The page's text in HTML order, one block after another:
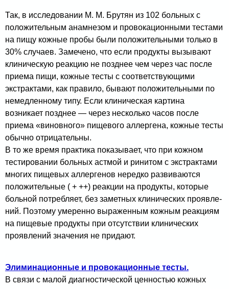
Так, в исследовании М. М. Брутян из 102 больных с
положительным анамнезом и провокационными тестами
на пищу кожные пробы были положительными только в
30% случаев. Замечено, что если продукты вызывают
клиническую реакцию не позднее чем через час после
приема пищи, кожные тесты с соответствующими
экстрактами, как правило, бывают положительными по
немедленному типу. Если клиниче­ская картина
возникает позднее — через несколько часов после
приема «виновного» пищевого аллергена, кожные тесты
обычно отрицательны.
В то же время практика показывает, что при кож­ном
тестировании больных астмой и ринитом с экстрак­тами
многих пищевых аллергенов нередко развиваются
положительные ( + ++) реакции на продукты, которые
больной потребляет, без заметных клинических проявле­
ний. Поэтому умеренно выраженным кожным реакциям
на пищевые продукты при отсутствии клини­ческих
проявлений значения не придают.
Элиминационные и провокационные тесты.
В связи с малой диагностической ценностью кожных